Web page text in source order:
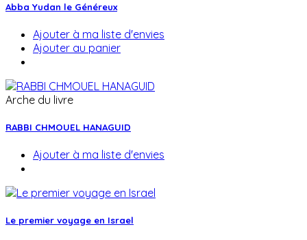
Abba Yudan le Généreux
Ajouter à ma liste d'envies
Ajouter au panier
Arche du livre
RABBI CHMOUEL HANAGUID
Ajouter à ma liste d'envies
Le premier voyage en Israel